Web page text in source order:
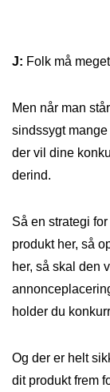
J: Folk må
Men når man
sindssygt
der vil dine
derind.
Så en strategi
produkt her, så
her, så skal den
holder du
Og der er helt
dit produkt frem